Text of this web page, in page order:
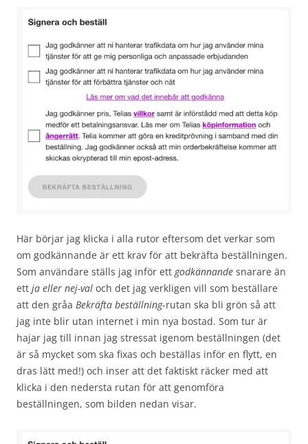
Här börjar jag klicka i alla rutor eftersom det verkar som
om godkännande är ett krav för att bekräfta beställningen.
Som användare ställs jag inför ett godkännande snarare än
ett ja eller nej-val och det jag verkligen vill som beställare
att den gråa Bekräfta beställning-rutan ska bli grön så att
jag inte blir utan internet i min nya bostad. Som tur är
hajar jag till innan jag stressat igenom beställningen (det
är så mycket som ska fixas och beställas inför en flytt, en
dras lätt med!) och inser att det faktiskt räcker med att
klicka i den nedersta rutan för att genomföra
beställningen, som bilden nedan visar.